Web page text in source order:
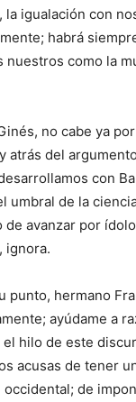
la igualación con
habrá
nuestros como la
no cabe ya
atrás del
con
umbral de la
de avanzar por
ignora.
punto, hermano
ayúdame a
hilo de este
acusas de tener
de